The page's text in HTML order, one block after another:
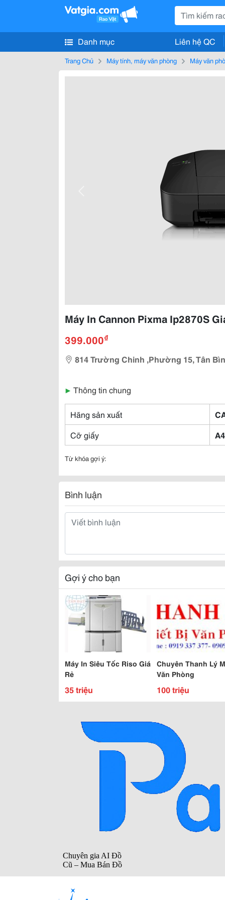
Danh mục Liên hệ QC
Trang Chủ Máy tính, máy văn phòng Máy văn
Máy In Cannon Pixma Ip2870S
399.000₫
814 Trường Chinh ,Phường 15, Tân
▶ Thông tin chung
Hãng sản xuất
Cỡ giấy
A4
Từ khóa gợi ý:
Bình luận
Gợi ý cho bạn
Máy In Siêu Tốc Riso Giá
Rẻ
35 triệu
Chuyên Thanh Lý
Văn Phòng
100 triệu